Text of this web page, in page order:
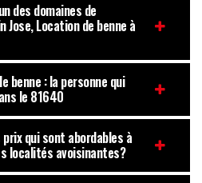
des domaines de
Location de benne à
benne : la personne qui
le 81640
qui sont abordables à
localités avoisinantes?